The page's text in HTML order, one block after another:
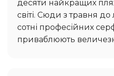
десяти найкращих
світі. Сюди з травня
сотні професійних
приваблюють